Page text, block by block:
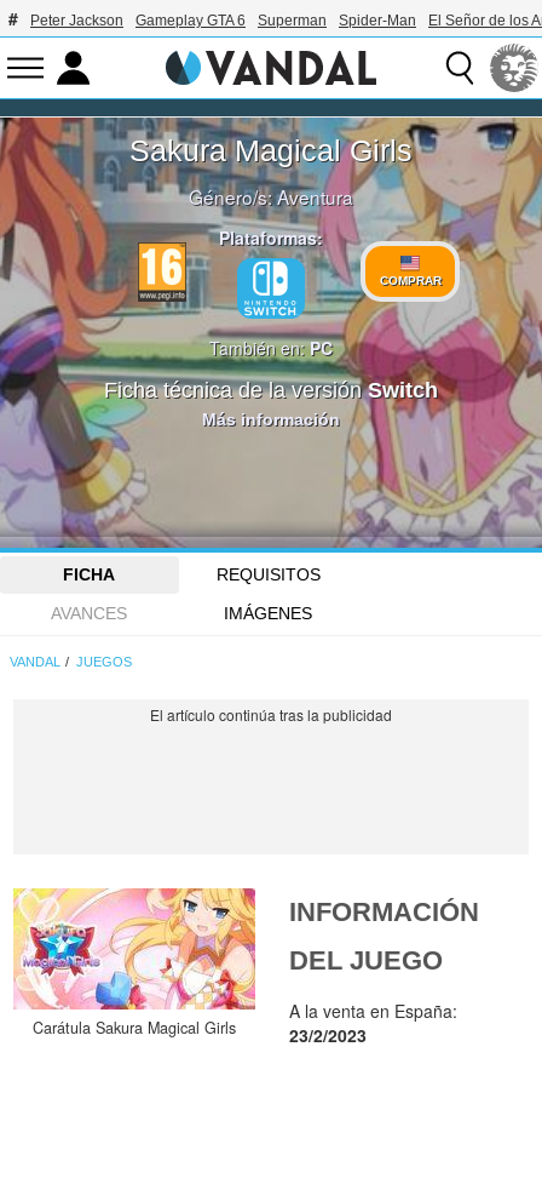
Peter Jackson Gameplay GTA 6 Superman Spider-Man El Señor de los
Sakura Magical Girls
Género/s:Aventura
Plataformas:
COMPRAR
También en:PC
Ficha técnica de la versiónSwitch
Más información
FICHA
REQUISITOS
AVANCES
IMÁGENES
VANDAL JUEGOS
Carátula Sakura Magical Girls
INFORMACIÓN
DEL JUEGO
A la venta en España:
23/2/2023